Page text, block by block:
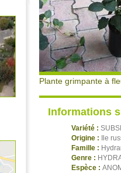
Plante grimpante à
Informations
Variété :
Origine :
Ile
Famille :
Genre :
Espèce :